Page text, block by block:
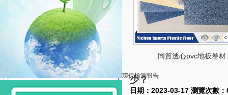
環保檢測報告
砂粒紋 YCSY-S-8 室外PVC地板 同質透心pvc地板卷材
少？
日期：2023-03-17 瀏覽次數